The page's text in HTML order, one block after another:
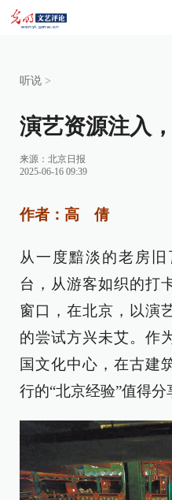
听说 >
演艺资源注入
来源： 北京日报
2025-06-16 09:39
作者：高 倩
从一度黯淡的老房
台，从游客如织的打
窗口，在北京，以演
的尝试方兴未艾。作
国文化中心，在古建
行的“北京经验”值得分